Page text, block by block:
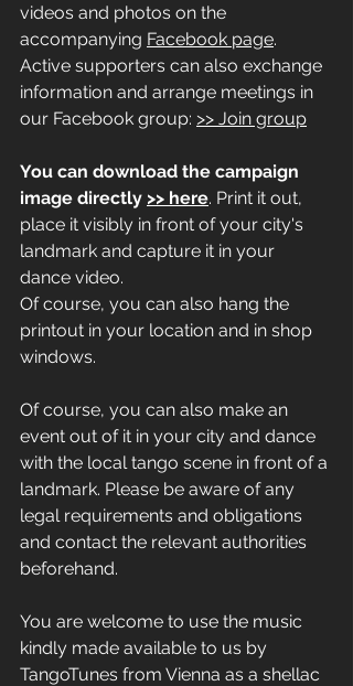
videos and photos on the
accompanying Facebook page.
Active supporters can also exchange
information and arrange meetings in
our Facebook group: >> Join group
You can download the campaign
image directly >> here. Print it out,
place it visibly in front of your city's
landmark and capture it in your
dance video.
Of course, you can also hang the
printout in your location and in shop
windows.
Of course, you can also make an
event out of it in your city and dance
with the local tango scene in front of a
landmark. Please be aware of any
legal requirements and obligations
and contact the relevant authorities
beforehand.
You are welcome to use the music
kindly made available to us by
TangoTunes from Vienna as a shellac